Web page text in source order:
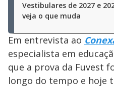
Vestibulares de 2027 e
veja o que muda
Em entrevista ao
especialista em
que a prova da Fuvest
longo do tempo e hoje